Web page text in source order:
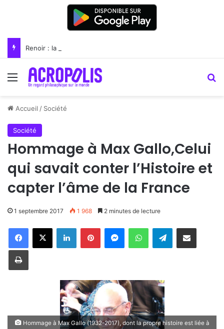
Renoir : la peinture comme un art du lien
Menu
Accueil / Société
Société
Hommage à Max Gallo,Celui
qui savait conter l’Histoire et
capter l’âme de la France
1 septembre 2017 1 968 2 minutes de lecture
LinkedinPinterestMessengerWhatsAppTelegramPartager par email
Imprimer
Hommage à Max Gallo (1932-2017), dont la propre histoire est liée à